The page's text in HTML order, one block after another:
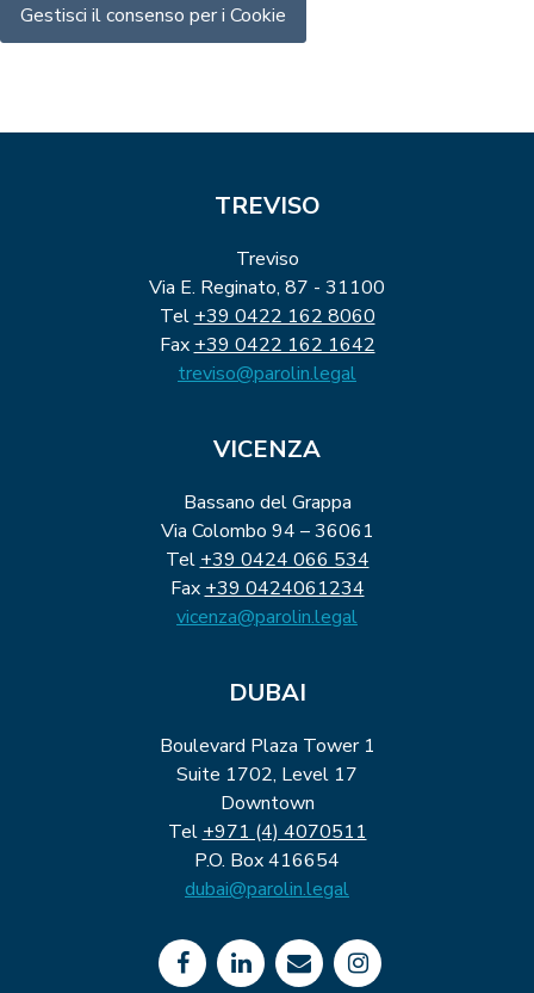
Gestisci il consenso per i Cookie
TREVISO
Treviso
Via E. Reginato, 87 - 31100
Tel +39 0422 162 8060
Fax +39 0422 162 1642
treviso@parolin.legal
VICENZA
Bassano del Grappa
Via Colombo 94 – 36061
Tel +39 0424 066 534
Fax +39 0424061234
vicenza@parolin.legal
DUBAI
Boulevard Plaza Tower 1
Suite 1702, Level 17
Downtown
Tel +971 (4) 4070511
P.O. Box 416654
dubai@parolin.legal